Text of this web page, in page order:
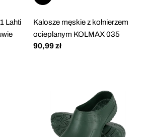
Lahti
Kalosze męskie z kołnierzem
ocieplanym KOLMAX 035
Cena
90,99 zł